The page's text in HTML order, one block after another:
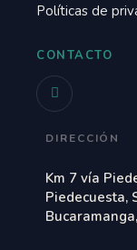
Políticas de
CONTACTO
DIRECCIÓN
Km 7 vía
Piedecuesta,